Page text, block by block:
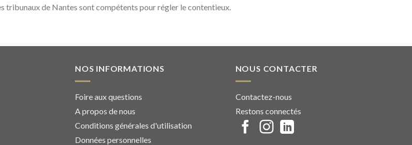
tribunaux de Nantes sont compétents pour régler le contentieux.
NOS INFORMATIONS
Foire aux questions
A propos de nous
Conditions générales d'utilisation
Données personnelles
NOUS CONTACTER
Contactez-nous
Restons connectés